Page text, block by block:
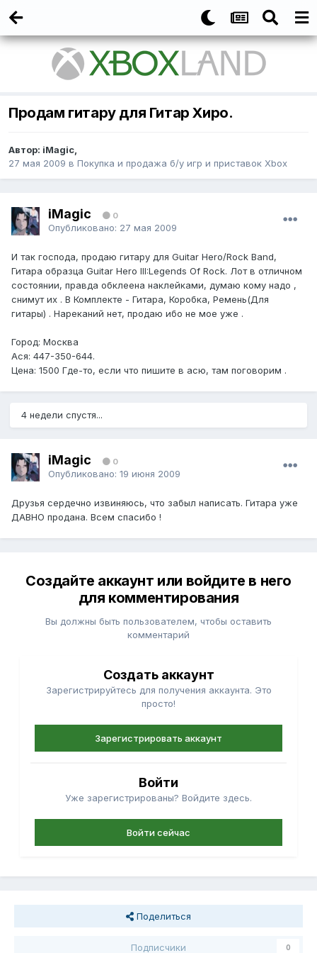
Продам гитару для Гитар Хиро.
Автор: iMagic,
27 мая 2009 в Покупка и продажа б/у игр и приставок Xbox
iMagic 0
Опубликовано: 27 мая 2009
И так господа, продаю гитару для Guitar Hero/Rock Band,
Гитара образца Guitar Hero III:Legends Of Rock. Лот в отличном
состоянии, правда обклеена наклейками, думаю кому надо ,
снимут их . В Комплекте - Гитара, Коробка, Ремень(Для
гитары) . Нареканий нет, продаю ибо не мое уже .
Город: Москва
Ася: 447-350-644.
Цена: 1500 Где-то, если что пишите в асю, там поговорим .
4 недели спустя...
iMagic 0
Опубликовано: 19 июня 2009
Друзья сердечно извиняюсь, что забыл написать. Гитара уже
ДАВНО продана. Всем спасибо !
Создайте аккаунт или войдите в него
для комментирования
Вы должны быть пользователем, чтобы оставить
комментарий
Создать аккаунт
Зарегистрируйтесь для получения аккаунта. Это
просто!
Зарегистрировать аккаунт
Войти
Уже зарегистрированы? Войдите здесь.
Войти сейчас
Поделиться
Подписчики 0